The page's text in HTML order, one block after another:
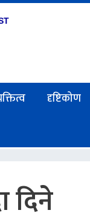
दृष्टिकोण
दिने